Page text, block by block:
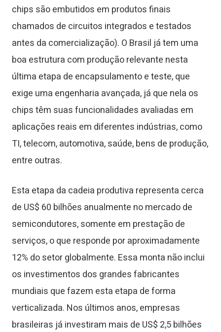
chips são embutidos em produtos finais
chamados de circuitos integrados e testados
antes da comercialização). O Brasil já tem uma
boa estrutura com produção relevante nesta
última etapa de encapsulamento e teste, que
exige uma engenharia avançada, já que nela os
chips têm suas funcionalidades avaliadas em
aplicações reais em diferentes indústrias, como
TI, telecom, automotiva, saúde, bens de produção,
entre outras.
Esta etapa da cadeia produtiva representa cerca
de US$ 60 bilhões anualmente no mercado de
semicondutores, somente em prestação de
serviços, o que responde por aproximadamente
12% do setor globalmente. Essa monta não inclui
os investimentos dos grandes fabricantes
mundiais que fazem esta etapa de forma
verticalizada. Nos últimos anos, empresas
brasileiras já investiram mais de US$ 2,5 bilhões